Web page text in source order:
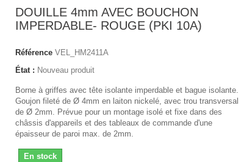
DOUILLE 4mm AVEC BOUCHON
IMPERDABLE- ROUGE (PKI 10A)
Référence VEL_HM2411A
État : Nouveau produit
Borne à griffes avec tête isolante imperdable et bague isolante.
Goujon fileté de Ø 4mm en laiton nickelé, avec trou transversal
de Ø 2mm. Prévue pour un montage isolé et fixe dans des
châssis d'appareils et des tableaux de commande d'une
épaisseur de paroi max. de 2mm.
En stock